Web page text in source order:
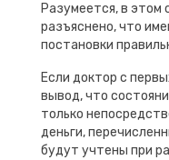
Разумеется, в этом
разъяснено, что
постановки
Если доктор с
вывод, что
только
деньги,
будут учтены при